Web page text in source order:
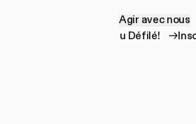
Agir avec nous
Agir avec nous
Inscris-toi au Défilé!